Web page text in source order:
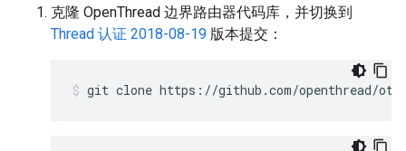
克隆 OpenThread 边界路由器代码库，并切换到
Thread 认证 2018-08-19 版本提交：
git clone https://github.com/openthread/ot-